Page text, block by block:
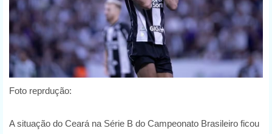
Foto reprdução:
A situação do Ceará na Série B do Campeonato Brasileiro ficou